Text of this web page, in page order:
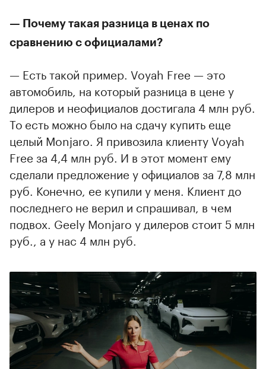
— Почему такая разница в ценах по
сравнению с официалами?
— Есть такой пример. Voyah Free — это
автомобиль, на который разница в цене у
дилеров и неофициалов достигала 4 млн руб.
То есть можно было на сдачу купить еще
целый Monjaro. Я привозила клиенту Voyah
Free за 4,4 млн руб. И в этот момент ему
сделали предложение у официалов за 7,8 млн
руб. Конечно, ее купили у меня. Клиент до
последнего не верил и спрашивал, в чем
подвох. Geely Monjaro у дилеров стоит 5 млн
руб., а у нас 4 млн руб.